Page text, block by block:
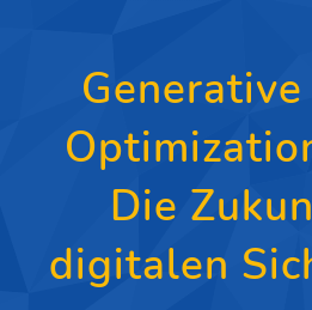
Die
digitalen